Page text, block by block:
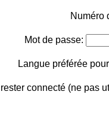
Numéro
Mot de passe:
Langue préférée
rester connecté (ne pas